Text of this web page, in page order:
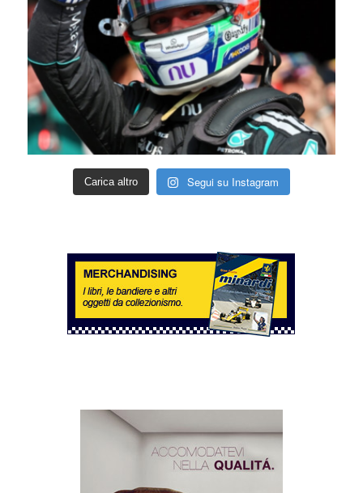
Carica altro Segui su Instagram